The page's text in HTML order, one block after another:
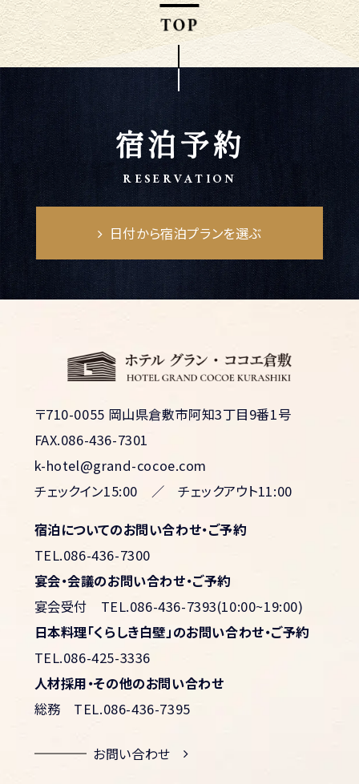
宿泊予約
RESERVATION
日付から宿泊プランを選ぶ
〒710-0055 岡山県倉敷市阿知3丁目9番1号
FAX.086-436-7301
k-hotel@grand-cocoe.com
チェックイン15:00 ／ チェックアウト11:00
宿泊についてのお問い合わせ・ご予約
TEL.086-436-7300
宴会・会議のお問い合わせ・ご予約
宴会受付 TEL.086-436-7393(10:00~19:00)
日本料理「くらしき白壁」のお問い合わせ・ご予約
TEL.086-425-3336
人材採用・その他のお問い合わせ
総務 TEL.086-436-7395
お問い合わせ